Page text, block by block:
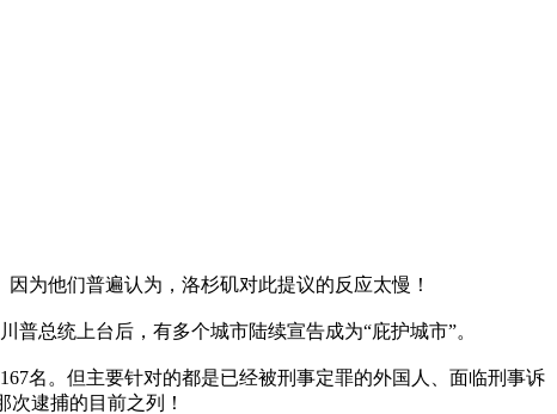
为他们普遍认为，洛杉矶对此提议的反应太慢！
总统上台后，有多个城市陆续宣告成为“庇护城市”。
名。但主要针对的都是已经被刑事定罪的外国人、面临刑事诉
逮捕的目前之列！